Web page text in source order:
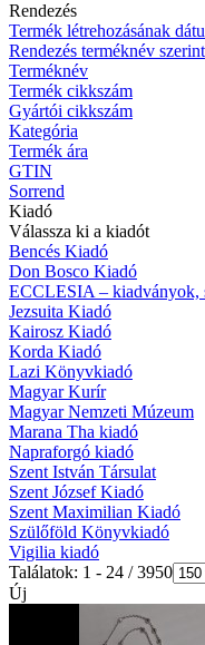
Rendezés
Termék létrehozásának
Rendezés terméknév szerint
Terméknév
Termék cikkszám
Gyártói cikkszám
Kategória
Termék ára
GTIN
Sorrend
Kiadó
Válassza ki a kiadót
Bencés Kiadó
Don Bosco Kiadó
ECCLESIA – kiadványok,
Jezsuita Kiadó
Kairosz Kiadó
Korda Kiadó
Lazi Könyvkiadó
Magyar Kurír
Magyar Nemzeti Múzeum
Marana Tha kiadó
Napraforgó kiadó
Szent István Társulat
Szent József Kiadó
Szent Maximilian Kiadó
Szülőföld Könyvkiadó
Vigilia kiadó
Találatok: 1 - 24 / 3950
Új